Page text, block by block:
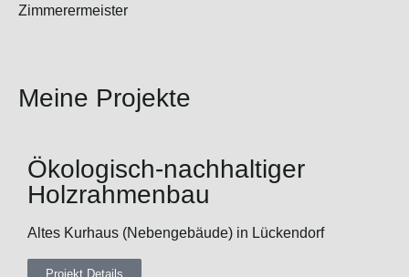
Zimmerermeister
Meine Projekte
Ökologisch-nachhaltiger
Holzrahmenbau
Altes Kurhaus (Nebengebäude) in Lückendorf
Projekt Details